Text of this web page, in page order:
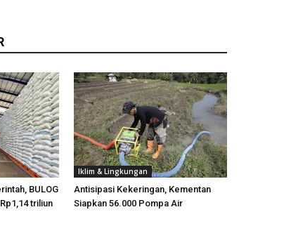
BULOG
triliun
Iklim & Lingkungan
Antisipasi Kekeringan, Kementan
Siapkan 56.000 Pompa Air